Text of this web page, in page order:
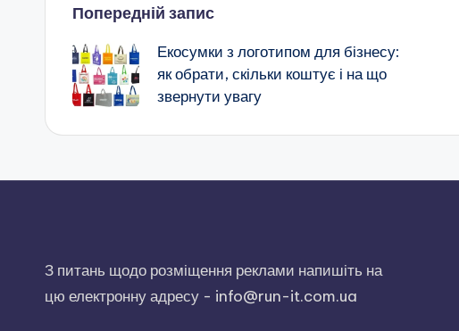
Навігація
по
запису
Попередній запис
Екосумки з логотипом для бізнесу:
як обрати, скільки коштує і на що
звернути увагу
З питань щодо розміщення реклами напишіть на
цю електронну адресу - info@run-it.com.ua